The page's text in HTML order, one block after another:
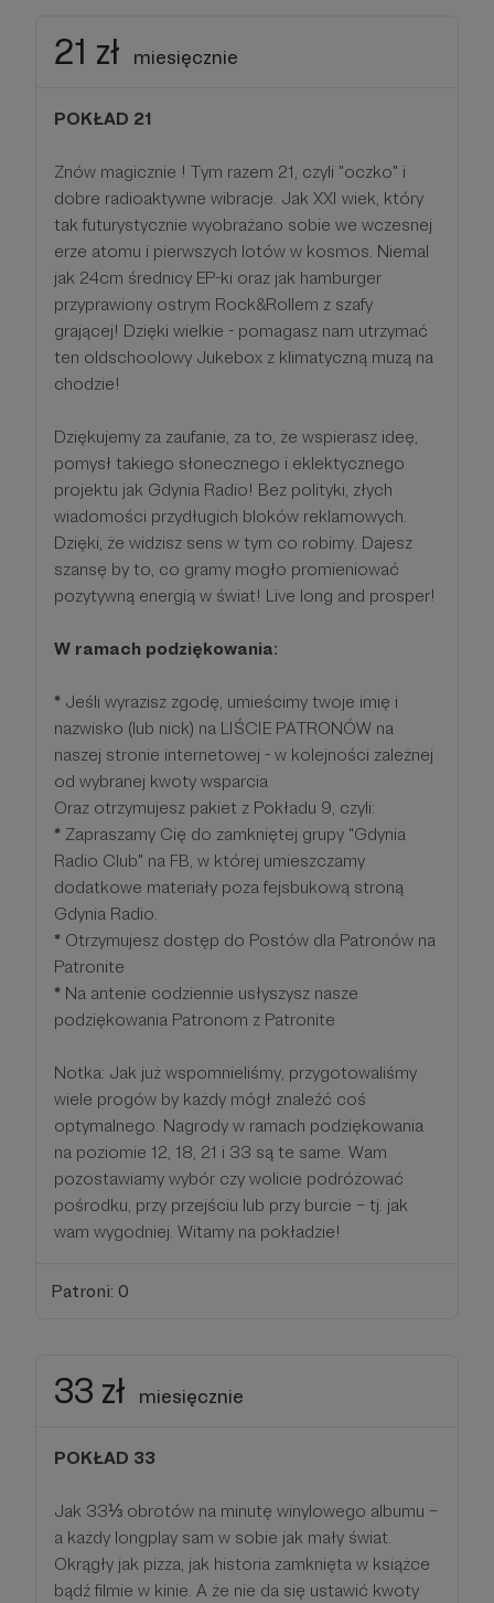
21 zł miesięcznie
POKŁAD 21
Znów magicznie ! Tym razem 21, czyli "oczko" i
dobre radioaktywne wibracje. Jak XXI wiek, który
tak futurystycznie wyobrażano sobie we wczesnej
erze atomu i pierwszych lotów w kosmos. Niemal
jak 24cm średnicy EP-ki oraz jak hamburger
przyprawiony ostrym Rock&Rollem z szafy
grającej! Dzięki wielkie - pomagasz nam utrzymać
ten oldschoolowy Jukebox z klimatyczną muzą na
chodzie!
Dziękujemy za zaufanie, za to, że wspierasz ideę,
pomysł takiego słonecznego i eklektycznego
projektu jak Gdynia Radio! Bez polityki, złych
wiadomości przydługich bloków reklamowych.
Dzięki, że widzisz sens w tym co robimy. Dajesz
szansę by to, co gramy mogło promieniować
pozytywną energią w świat! Live long and prosper!
W ramach podziękowania:
* Jeśli wyrazisz zgodę, umieścimy twoje imię i
nazwisko (lub nick) na LIŚCIE PATRONÓW na
naszej stronie internetowej - w kolejności zależnej
od wybranej kwoty wsparcia
Oraz otrzymujesz pakiet z Pokładu 9, czyli:
* Zapraszamy Cię do zamkniętej grupy "Gdynia
Radio Club" na FB, w której umieszczamy
dodatkowe materiały poza fejsbukową stroną
Gdynia Radio.
* Otrzymujesz dostęp do Postów dla Patronów na
Patronite
* Na antenie codziennie usłyszysz nasze
podziękowania Patronom z Patronite
Notka: Jak już wspomnieliśmy, przygotowaliśmy
wiele progów by każdy mógł znaleźć coś
optymalnego. Nagrody w ramach podziękowania
na poziomie 12, 18, 21 i 33 są te same. Wam
pozostawiamy wybór czy wolicie podróżować
pośrodku, przy przejściu lub przy burcie – tj. jak
wam wygodniej. Witamy na pokładzie!
Patroni: 0
33 zł miesięcznie
POKŁAD 33
Jak 33⅓ obrotów na minutę winylowego albumu –
a każdy longplay sam w sobie jak mały świat.
Okrągły jak pizza, jak historia zamknięta w książce
bądź filmie w kinie. A że nie da się ustawić kwoty